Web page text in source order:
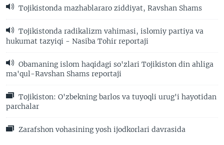
Tojikistonda mazhablararo ziddiyat, Ravshan Shams
Tojikistonda radikalizm vahimasi, islomiy partiya va
hukumat tazyiqi - Nasiba Tohir reportaji
Obamaning islom haqidagi so'zlari Tojikiston din ahliga
ma'qul-Ravshan Shams reportaji
Tojikiston: O'zbekning barlos va tuyoqli urug'i hayotidan
parchalar
Zarafshon vohasining yosh ijodkorlari davrasida